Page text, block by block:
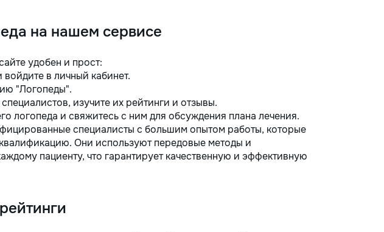
на нашем сервисе
удобен и прост:
в личный кабинет.
"Логопеды".
изучите их рейтинги и отзывы.
логопеда и свяжитесь с ним для обсуждения плана лечения.
специалисты с большим опытом работы, которые
Они используют передовые методы и
пациенту, что гарантирует качественную и эффективную